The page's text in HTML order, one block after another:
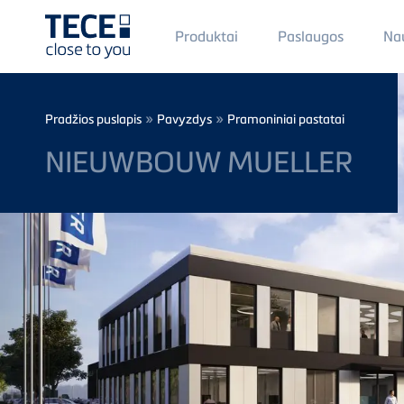
Main
Menü
1
Produktai Paslaugos
Breadcrumb
Pradžios puslapis » Pavyzdys » Pramoniniai pastatai
NIEUWBOUW MUELLER